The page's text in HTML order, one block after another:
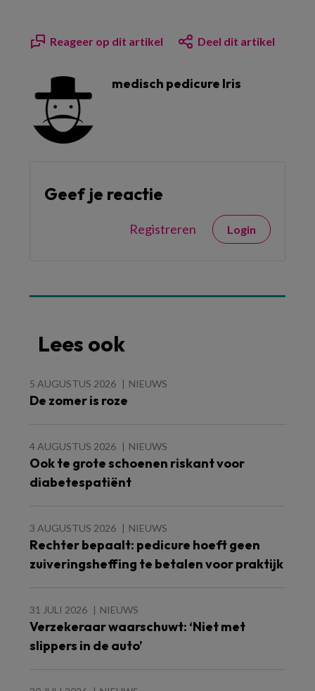
Reageer op dit artikel Deel dit artikel
medisch pedicure Iris
Geef je reactie
Registreren Login
Lees ook
5 AUGUSTUS 2026 NIEUWS
De zomer is roze
4 AUGUSTUS 2026 NIEUWS
Ook te grote schoenen riskant voor
diabetespatiënt
3 AUGUSTUS 2026 NIEUWS
Rechter bepaalt: pedicure hoeft geen
zuiveringsheffing te betalen voor praktijk
31 JULI 2026 NIEUWS
Verzekeraar waarschuwt: ‘Niet met
slippers in de auto’